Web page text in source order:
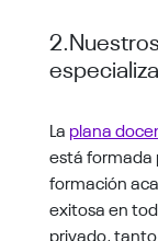
La plana
está formada
formación
exitosa en
privado,